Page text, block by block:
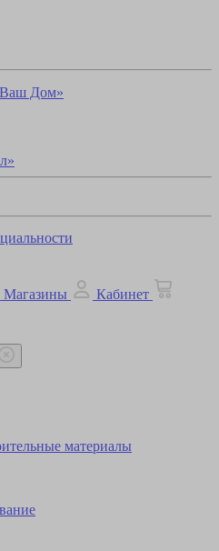
Дом»
Магазины
Кабинет
материалы